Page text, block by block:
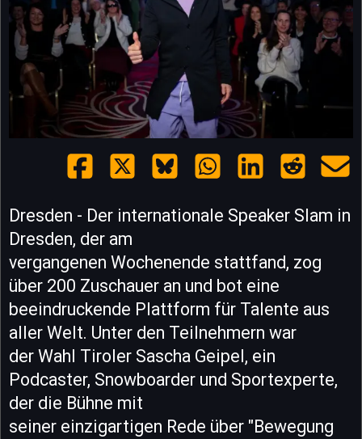
Dresden - Der internationale Speaker Slam in
Dresden, der am
vergangenen Wochenende stattfand, zog
über 200 Zuschauer an und bot eine
beeindruckende Plattform für Talente aus
aller Welt. Unter den Teilnehmern war
der Wahl Tiroler Sascha Geipel, ein
Podcaster, Snowboarder und Sportexperte,
der die Bühne mit
seiner einzigartigen Rede über "Bewegung